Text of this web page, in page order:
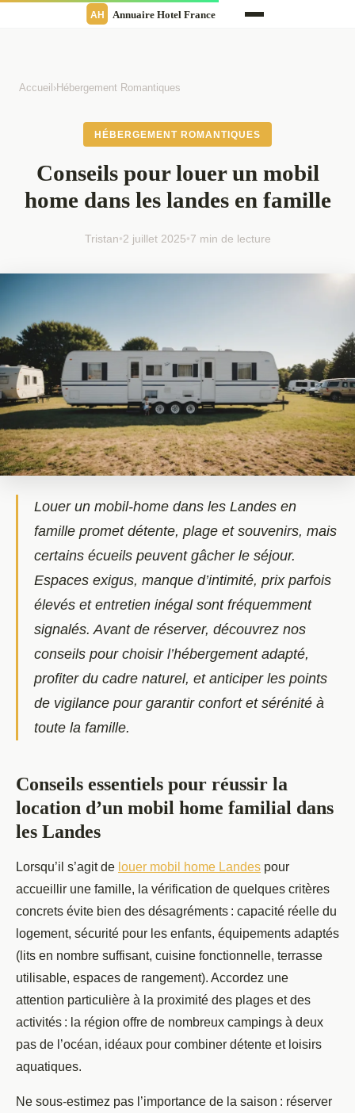
Accueil ›Hébergement Romantiques
HÉBERGEMENT ROMANTIQUES
Conseils pour louer un mobil
home dans les landes en famille
Tristan•2 juillet 2025•7 min de lecture
Louer un mobil-home dans les Landes en
famille promet détente, plage et souvenirs, mais
certains écueils peuvent gâcher le séjour.
Espaces exigus, manque d’intimité, prix parfois
élevés et entretien inégal sont fréquemment
signalés. Avant de réserver, découvrez nos
conseils pour choisir l’hébergement adapté,
profiter du cadre naturel, et anticiper les points
de vigilance pour garantir confort et sérénité à
toute la famille.
Conseils essentiels pour réussir la
location d’un mobil home familial dans
les Landes
Lorsqu’il s’agit de louer mobil home Landes pour
accueillir une famille, la vérification de quelques critères
concrets évite bien des désagréments : capacité réelle du
logement, sécurité pour les enfants, équipements adaptés
(lits en nombre suffisant, cuisine fonctionnelle, terrasse
utilisable, espaces de rangement). Accordez une
attention particulière à la proximité des plages et des
activités : la région offre de nombreux campings à deux
pas de l’océan, idéaux pour combiner détente et loisirs
aquatiques.
Ne sous-estimez pas l’importance de la saison : réserver